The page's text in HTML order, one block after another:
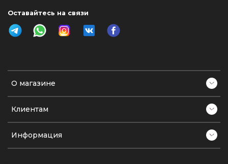
О магазине
Клиентам
Информация
Оставайтесь на связи